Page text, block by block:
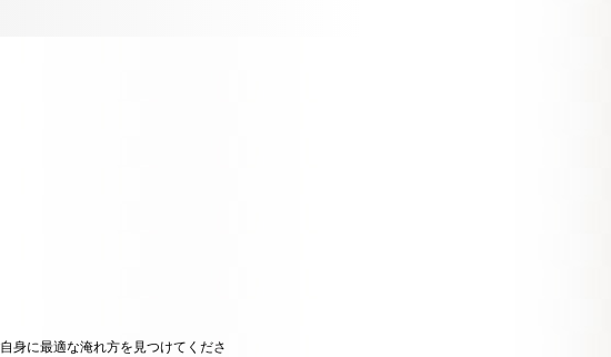
身に最適な淹れ方を見つけてくださ